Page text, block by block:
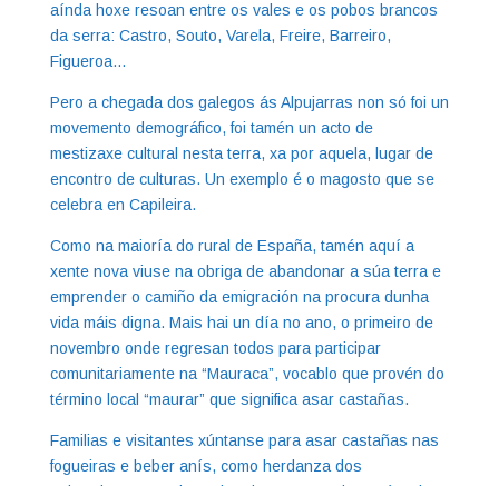
aínda hoxe resoan entre os vales e os pobos brancos
da serra: Castro, Souto, Varela, Freire, Barreiro,
Figueroa…
Pero a chegada dos galegos ás Alpujarras non só foi un
movemento demográfico, foi tamén un acto de
mestizaxe cultural nesta terra, xa por aquela, lugar de
encontro de culturas. Un exemplo é o magosto que se
celebra en Capileira.
Como na maioría do rural de España, tamén aquí a
xente nova viuse na obriga de abandonar a súa terra e
emprender o camiño da emigración na procura dunha
vida máis digna. Mais hai un día no ano, o primeiro de
novembro onde regresan todos para participar
comunitariamente na “Mauraca”, vocablo que provén do
término local “maurar” que significa asar castañas.
Familias e visitantes xúntanse para asar castañas nas
fogueiras e beber anís, como herdanza dos